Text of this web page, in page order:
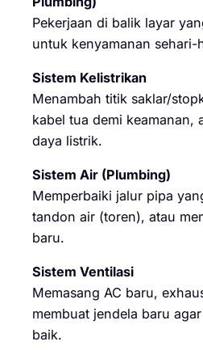
Pekerjaan di balik layar
untuk kenyamanan sehari-
Sistem Kelistrikan
Menambah titik saklar/
kabel tua demi keamanan,
daya listrik.
Sistem Air (Plumbing)
Memperbaiki jalur pipa
tandon air (toren), atau
baru.
Sistem Ventilasi
Memasang AC baru,
membuat jendela baru
baik.